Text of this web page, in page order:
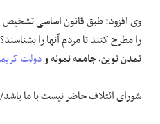
را مطرح کنند تا مردم آنها را
تمدن نوین، جامعه نمونه ودولت
شورای ائتلاف حاضر نیست با ما